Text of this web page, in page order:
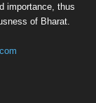
importance, thus
of Bharat.